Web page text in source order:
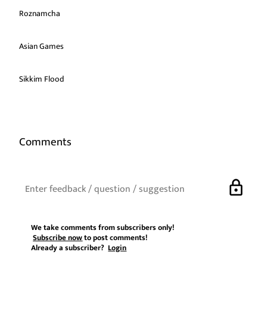
Roznamcha
Asian Games
Sikkim Flood
Comments
lock
We take comments from subscribers only!
Subscribe nowto post comments!
Already a subscriber?Login